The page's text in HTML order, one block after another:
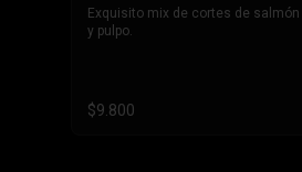
Exquisito mix de cortes de salmón
y pulpo.
$9.800